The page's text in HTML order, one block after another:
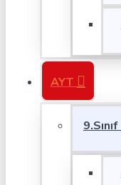
AYT
9.Sınıf